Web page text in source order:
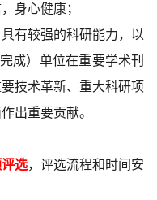
身心健康；
有较强的科研能力，以
成）单位在重要学术刊
技术革新、重大科研项
出重要贡献。
选，评选流程和时间安